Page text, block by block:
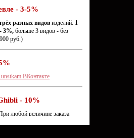
- 3-5%
разных видов изделий: 1
3%, больше 3 видов - без
руб.)
ВКонтакте
- 10%
любой величине заказа